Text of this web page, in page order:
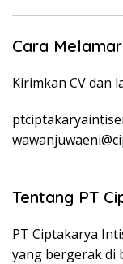
Cara
Kirimkan CV dan
Tentang PT
PT Ciptakarya
yang bergerak di